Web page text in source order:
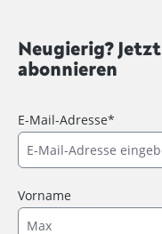
Neugierig?
abonnieren
E-Mail-Adresse*
Vorname